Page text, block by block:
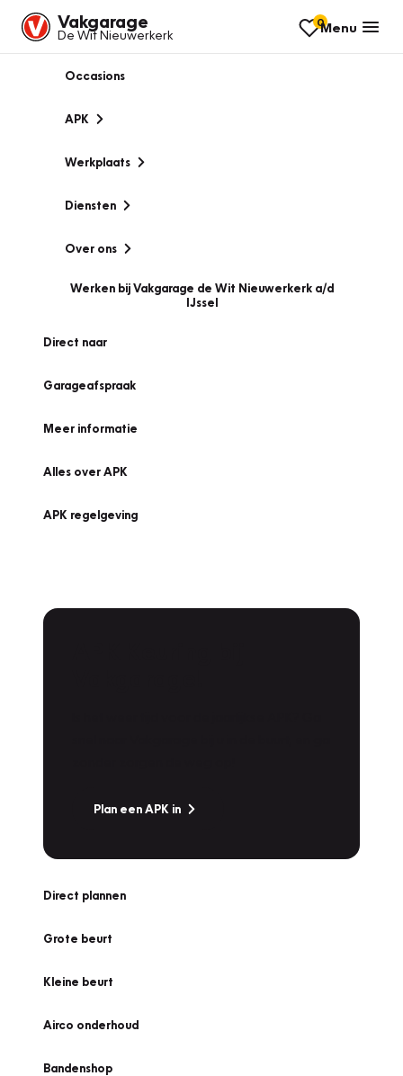
Vakgarage
De Wit Nieuwerkerk
0Menu
Occasions
APK
Werkplaats
Diensten
Over ons
Werken bij Vakgarage de Wit Nieuwerkerk a/d
IJssel
Direct naar
Garageafspraak
Meer informatie
Alles over APK
APK regelgeving
Plan een APK in
Direct plannen
Grote beurt
Kleine beurt
Airco onderhoud
Bandenshop